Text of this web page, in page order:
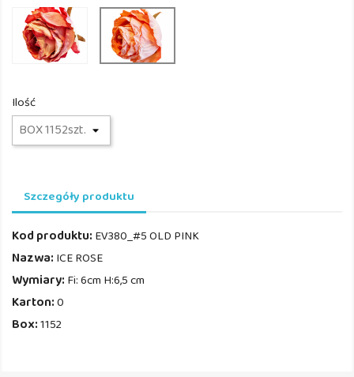
EV380_#4
MULTI
EV380_#8
PEACH
Ilość
Szczegóły produktu
Kod produktu: EV380_#5 OLD PINK
Nazwa: ICE ROSE
Wymiary: Fi: 6cm H:6,5 cm
Karton:0
Box:1152